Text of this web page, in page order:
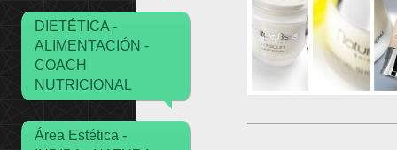
DIETÉTICA -
ALIMENTACIÓN -
COACH
NUTRICIONAL
Área Estética -